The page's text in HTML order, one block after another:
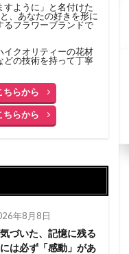
すように」と名付けた
、あなたの好きを形に
るフラワーブランドで
イクオリティーの花材
どの技術を持って丁寧
ちらから
ちらから
年8月8日
づいた、記憶に残る
は必ず「感動」があ